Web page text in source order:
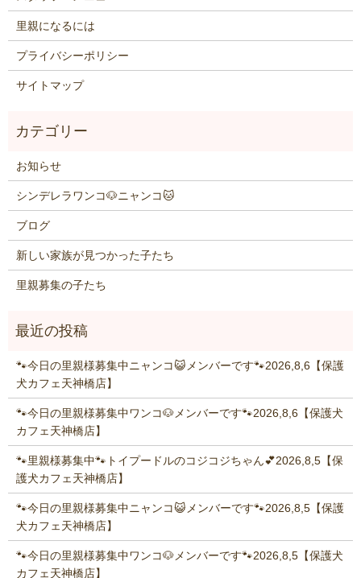
里親になるには
プライバシーポリシー
サイトマップ
お知らせ
シンデレラワンコ🐶ニャンコ🐱
ブログ
新しい家族が見つかった子たち
里親募集の子たち
🐾今日の里親様募集中ニャンコ😺メンバーです🐾2026,8,6【保護
犬カフェ天神橋店】
🐾今日の里親様募集中ワンコ🐶メンバーです🐾2026,8,6【保護犬
カフェ天神橋店】
🐾里親様募集中🐾トイプードルのコジコジちゃん💕2026,8,5【保
護犬カフェ天神橋店】
🐾今日の里親様募集中ニャンコ😺メンバーです🐾2026,8,5【保護
犬カフェ天神橋店】
🐾今日の里親様募集中ワンコ🐶メンバーです🐾2026,8,5【保護犬
カフェ天神橋店】